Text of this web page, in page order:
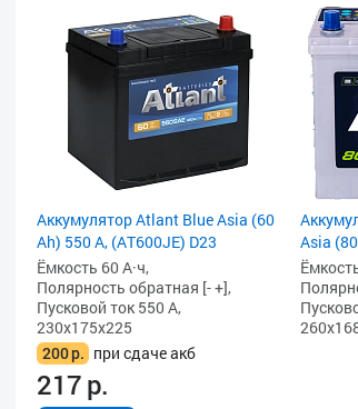
Аккумулятор Atlant Blue Asia (60
Ah) 550 А, (AT600JE) D23
Ёмкость 60 А·ч,
Полярность обратная [- +],
Пусковой ток 550 А,
230x175x225
200р. при сдаче акб
217р.
Asia